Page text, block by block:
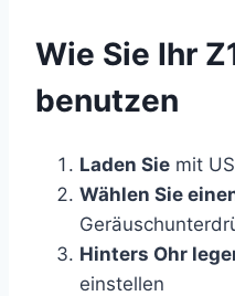
Wie Sie Ihr
benutzen
Laden Sie mit
Wählen Sie
Hinters Ohr
einstellen